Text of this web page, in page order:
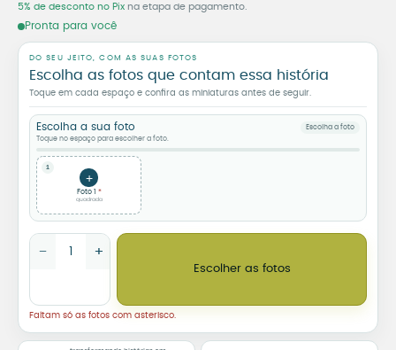
5% de desconto no Pix na etapa de pagamento.
Pronta para você
DO SEU JEITO, COM AS SUAS FOTOS
Escolha as fotos que contam essa história
Toque em cada espaço e confira as miniaturas antes de seguir.
Escolha a sua foto
Toque no espaço para escolher a foto.
Escolha a foto
1
+
Foto 1
quadrada
Selecione sua foto quadrada:
(limite de tamanho de arquivo 512 MB)
Trio de Azulejos Personalizados 15x45 com Moldura Moderna
− +
Escolher as fotos
Faltam só as fotos com asterisco.